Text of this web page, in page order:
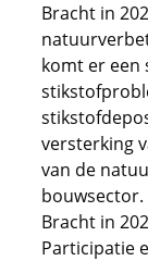
Bracht in
komt er een
versterking
van de
bouwsector.
Bracht in
Participatie